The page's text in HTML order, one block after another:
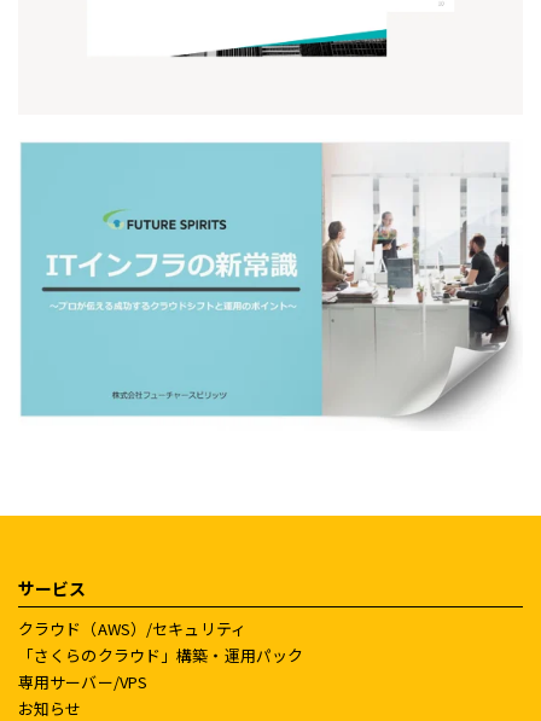
サービス
クラウド（AWS）/セキュリティ
「さくらのクラウド」構築・運用パック
専用サーバー/VPS
お知らせ